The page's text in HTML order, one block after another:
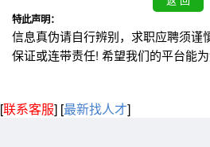
特此声明：
信息真伪请自行辨别，求职应聘须谨
保证或连带责任! 希望我们的平台能为
[联系客服] [最新找人才]